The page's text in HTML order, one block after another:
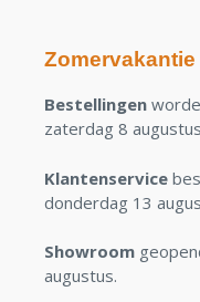
Zomervakantie
Bestellingen
zaterdag 8
Klantenservice
donderdag 13
Showroom
augustus.